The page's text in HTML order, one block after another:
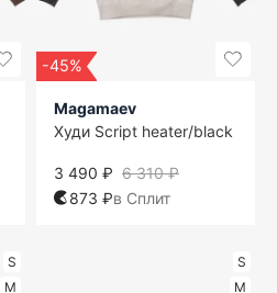
-45%
Magamaev
Худи Script heater/black
6 310 ₽
3 490 ₽
873 ₽в Сплит
S
M
S
M